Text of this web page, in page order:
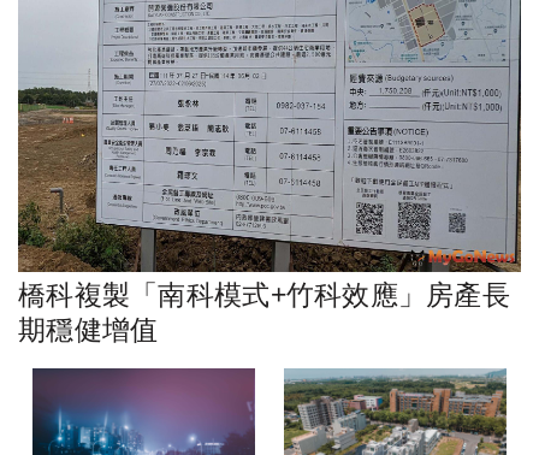
橋科複製「南科模式+竹科效應」房產長
期穩健增值